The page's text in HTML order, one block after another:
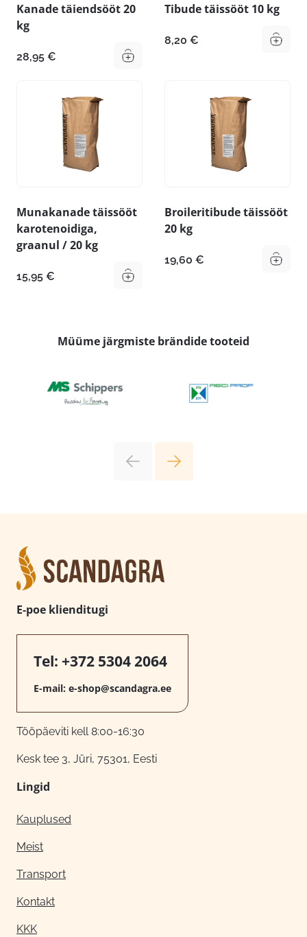
Kanade täiendsööt 20
kg
28,95 €
Tibude täissööt 10 kg
8,20 €
Munakanade täissööt
karotenoidiga,
graanul / 20 kg
15,95 €
Broileritibude täissööt
20 kg
19,60 €
Müüme järgmiste brändide tooteid
E-poe klienditugi
Tel: +372 5304 2064
E-mail: e-shop@scandagra.ee
Tööpäeviti kell 8:00-16:30
Kesk tee 3, Jüri, 75301, Eesti
Lingid
Kauplused
Meist
Transport
Kontakt
KKK